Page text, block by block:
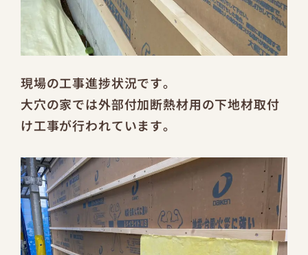
現場の工事進捗状況です。
大穴の家では外部付加断熱材用の下地材取付
け工事が行われています。